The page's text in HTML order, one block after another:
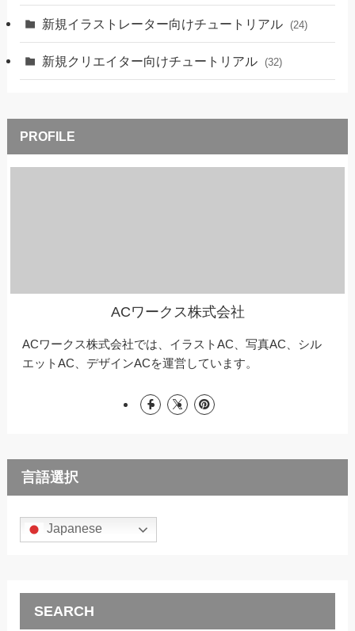
新規イラストレーター向けチュートリアル (24)
新規クリエイター向けチュートリアル (32)
ACワークス株式会社
ACワークス株式会社では、イラストAC、写真AC、シル
エットAC、デザインACを運営しています。
言語選択
Japanese
SEARCH